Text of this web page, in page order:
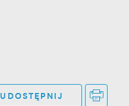
UDOSTĘPNIJ